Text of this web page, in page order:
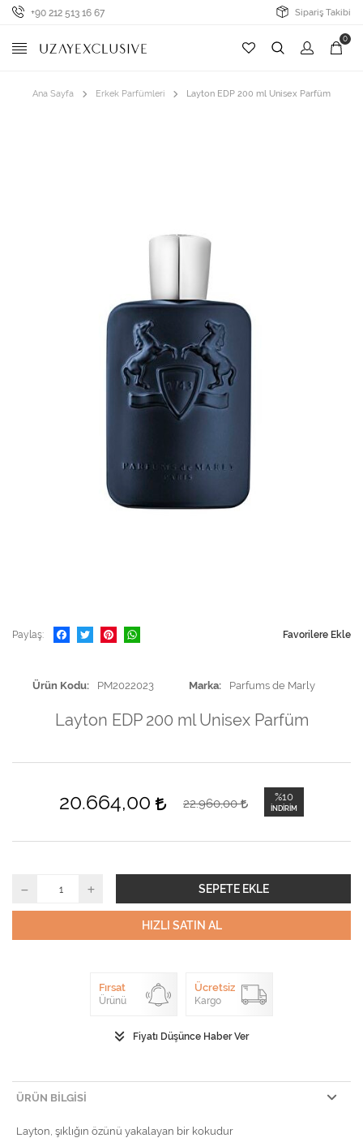
+90 212 513 16 67 Sipariş Takibi
0
Ana Sayfa Erkek Parfümleri Layton EDP 200 ml Unisex Parfüm
Paylaş Favorilere Ekle
Ürün Kodu PM2022023 Marka Parfums de Marly
Layton EDP 200 ml Unisex Parfüm
20.664,00 22.960,00 %10
İNDIRIM
SEPETE EKLE
HIZLI SATIN AL
Fırsat
Ürünü
Ücretsiz
Kargo
Fiyatı Düşünce Haber Ver
ÜRÜN BILGISI
Layton, şıklığın özünü yakalayan bir kokudur